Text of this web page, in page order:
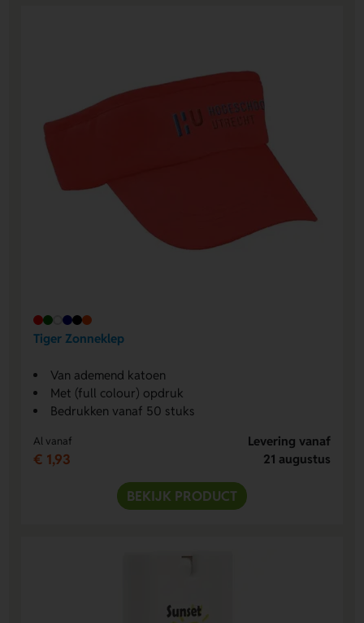
Tiger Zonneklep
Van ademend katoen
Met (full colour) opdruk
Bedrukken vanaf 50 stuks
Al vanaf
€ 1,93
Levering vanaf
21 augustus
BEKIJK PRODUCT